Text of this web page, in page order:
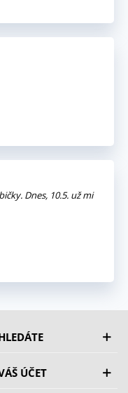
Dnes, 10.5. už mi
ÚČET